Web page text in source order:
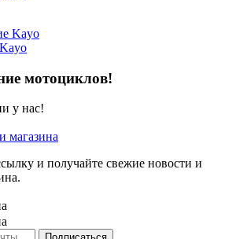
мотоциклов!
у нас!
магазина
и получайте свежие новости и